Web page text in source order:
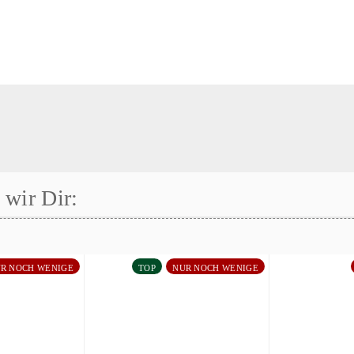
wir Dir:
NOCH WENIGE TOP NUR NOCH WENIGE